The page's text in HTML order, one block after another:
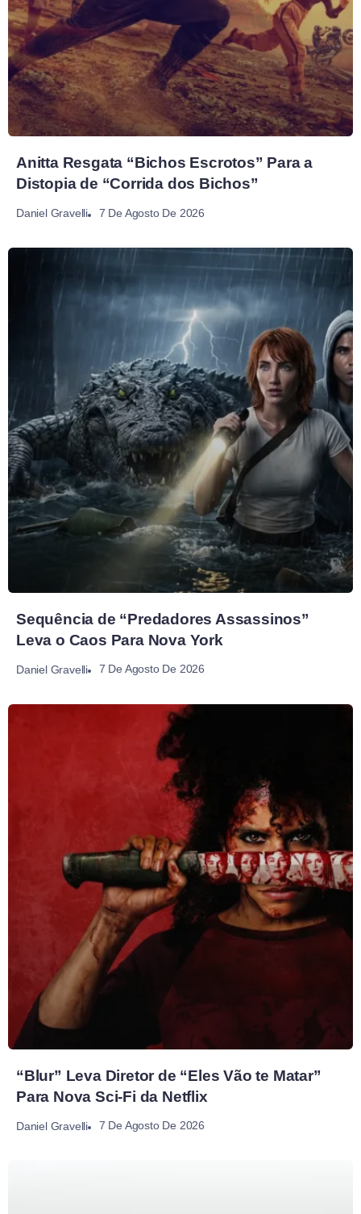
Anitta Resgata “Bichos Escrotos” Para a
Distopia de “Corrida dos Bichos”
Daniel Gravelli 7 De Agosto De 2026
Sequência de “Predadores Assassinos”
Leva o Caos Para Nova York
Daniel Gravelli 7 De Agosto De 2026
“Blur” Leva Diretor de “Eles Vão te Matar”
Para Nova Sci-Fi da Netflix
Daniel Gravelli 7 De Agosto De 2026